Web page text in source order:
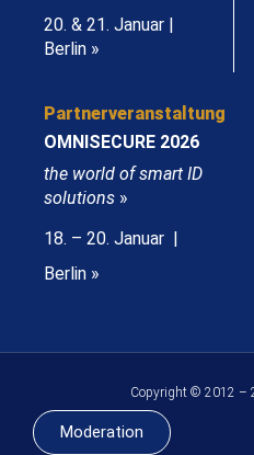
20. & 21. Januar |
Berlin »
Partnerveranstaltung
OMNISECURE 2026
the world of smart ID
solutions »
18. – 20. Januar |
Berlin »
Copyright © 2012 –
Moderation